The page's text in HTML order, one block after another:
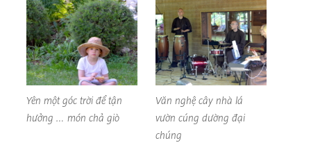
Yên một góc trời để tận
hưởng … món chả giò
Văn nghệ cây nhà lá
vườn cúng dường đại
chúng